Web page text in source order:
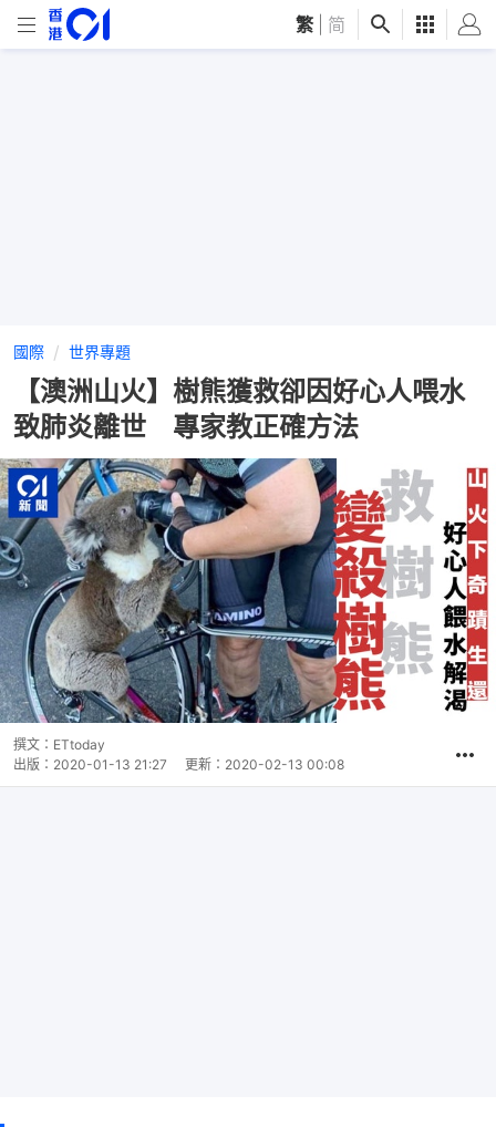
繁 简
國際 世界專題
【澳洲山火】樹熊獲救卻因好心人喂水
致肺炎離世 專家教正確方法
撰文： ETtoday
出版： 2020-01-13 21:27 更新： 2020-02-13 00:08